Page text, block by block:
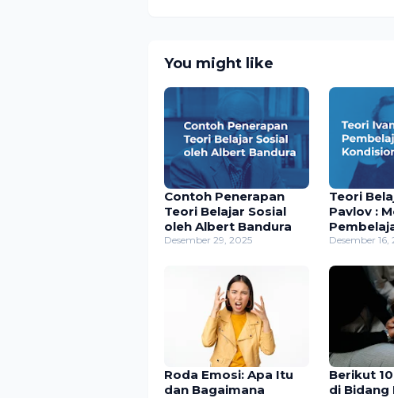
You might like
Contoh Penerapan
Teori Belajar Sosial
oleh Albert Bandura
Desember 29, 2025
Teori Belajar Ivan
Pavlov :
Desember 16,
Roda Emosi: Apa Itu
dan Bagaimana
Berikut
di Bidang